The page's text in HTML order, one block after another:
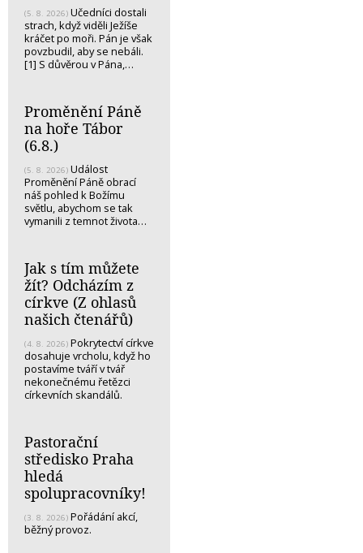
(5. 8. 2026) Učedníci dostali
strach, když viděli Ježíše
kráčet po moři. Pán je však
povzbudil, aby se nebáli.
[1] S důvěrou v Pána,…
Proměnění Páně
na hoře Tábor
(6.8.)
(5. 8. 2026) Událost
Proměnění Páně obrací
náš pohled k Božímu
světlu, abychom se tak
vymanili z temnot života…
Jak s tím můžete
žít? Odcházím z
církve (Z ohlasů
našich čtenářů)
(4. 8. 2026) Pokrytectví církve
dosahuje vrcholu, když ho
postavíme tváří v tvář
nekonečnému řetězci
církevních skandálů.
Pastorační
středisko Praha
hledá
spolupracovníky!
(3. 8. 2026) Pořádání akcí,
běžný provoz.